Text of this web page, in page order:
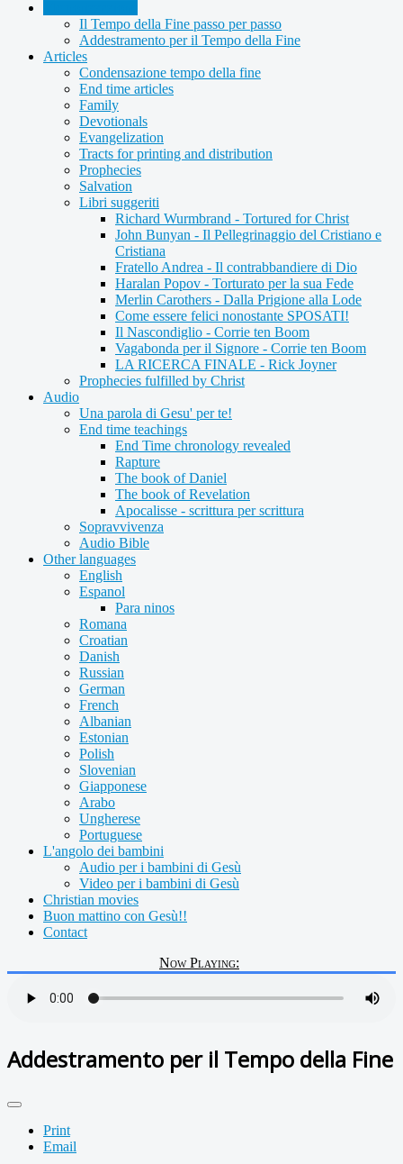
Il Tempo della Fine passo per passo
Addestramento per il Tempo della Fine
Articles
Condensazione tempo della fine
End time articles
Family
Devotionals
Evangelization
Tracts for printing and distribution
Prophecies
Salvation
Libri suggeriti
Richard Wurmbrand - Tortured for Christ
John Bunyan - Il Pellegrinaggio del Cristiano e
Cristiana
Fratello Andrea - Il contrabbandiere di Dio
Haralan Popov - Torturato per la sua Fede
Merlin Carothers - Dalla Prigione alla Lode
Come essere felici nonostante SPOSATI!
Il Nascondiglio - Corrie ten Boom
Vagabonda per il Signore - Corrie ten Boom
LA RICERCA FINALE - Rick Joyner
Prophecies fulfilled by Christ
Audio
Una parola di Gesu' per te!
End time teachings
End Time chronology revealed
Rapture
The book of Daniel
The book of Revelation
Apocalisse - scrittura per scrittura
Sopravvivenza
Audio Bible
Other languages
English
Espanol
Para ninos
Romana
Croatian
Danish
Russian
German
French
Albanian
Estonian
Polish
Slovenian
Giapponese
Arabo
Ungherese
Portuguese
L'angolo dei bambini
Audio per i bambini di Gesù
Video per i bambini di Gesù
Christian movies
Buon mattino con Gesù!!
Contact
Now Playing:
Addestramento per il Tempo della Fine
Print
Email